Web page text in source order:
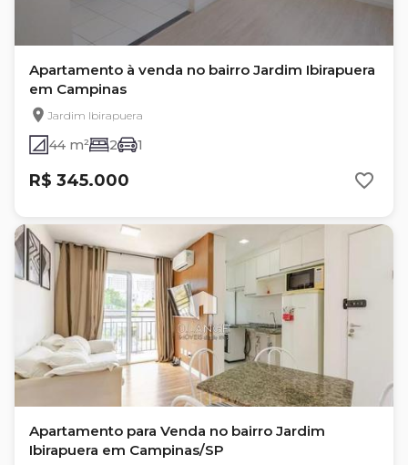
Apartamento à venda no bairro Jardim Ibirapuera
em Campinas
Jardim Ibirapuera
44 m² 2 1
R$ 345.000
Apartamento para Venda no bairro Jardim
Ibirapuera em Campinas/SP